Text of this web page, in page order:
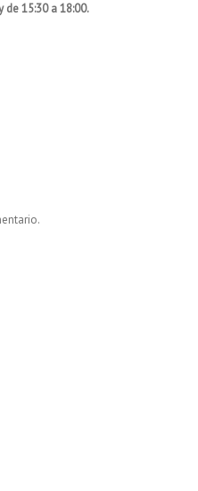
de 15:30 a 18:00.